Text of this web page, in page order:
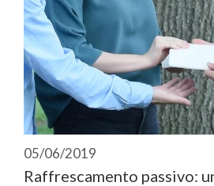
05/06/2019
Raffrescamento passivo: